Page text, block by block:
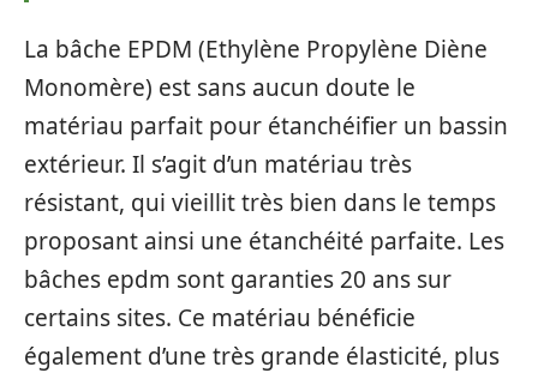
La bâche EPDM (Ethylène Propylène Diène
Monomère) est sans aucun doute le
matériau parfait pour étanchéifier un bassin
extérieur. Il s’agit d’un matériau très
résistant, qui vieillit très bien dans le temps
proposant ainsi une étanchéité parfaite. Les
bâches epdm sont garanties 20 ans sur
certains sites. Ce matériau bénéficie
également d’une très grande élasticité, plus